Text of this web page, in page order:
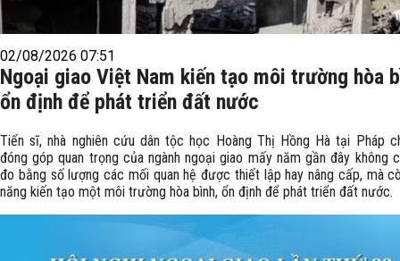
02/08/2026 07:51
Ngoại giao Việt Nam kiến tạo môi trường hòa
ổn định để phát triển đất nước
Tiến sĩ, nhà nghiên cứu dân tộc học Hoàng Thị Hồng Hà tại Pháp
đóng góp quan trọng của ngành ngoại giao mấy năm gần đây không
đo bằng số lượng các mối quan hệ được thiết lập hay nâng cấp, mà
năng kiến tạo một môi trường hòa bình, ổn định để phát triển đất nước.